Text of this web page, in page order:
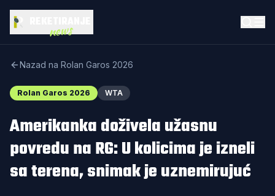
news
Nazad na Rolan Garos 2026
Rolan Garos 2026 WTA
Amerikanka doživela užasnu
povredu na RG: U kolicima je izneli
sa terena, snimak je uznemirujuć